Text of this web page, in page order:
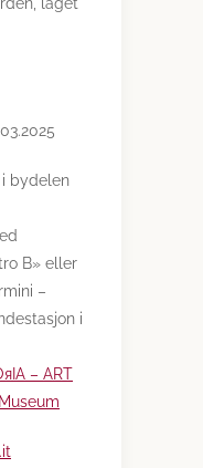
i bydelen
B» eller
–
i
– ART